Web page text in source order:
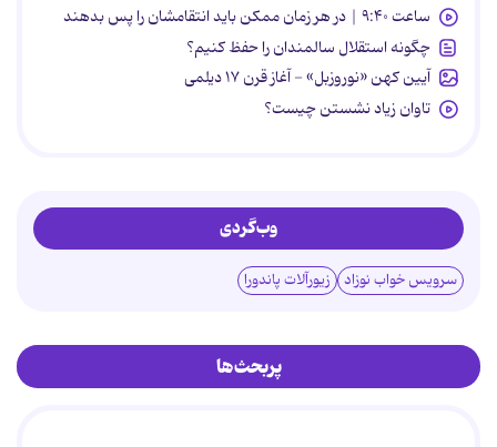
ساعت ۹:۴۰ | در هر زمان ممکن باید انتقامشان را پس بدهند
چگونه استقلال سالمندان را حفظ کنیم؟
آیین کهن «نوروزبل» - آغاز قرن ۱۷ دیلمی
تاوان زیاد نشستن چیست؟
وب‌گردی
سرویس خواب نوزاد زیورآلات پاندورا
پربحث‌ها